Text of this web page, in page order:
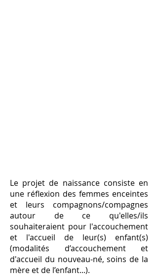
Le projet de naissance consiste en
une réflexion des femmes enceintes
et leurs compagnons/compagnes
autour de ce qu'elles/ils
souhaiteraient pour l'accouchement
et l'accueil de leur(s) enfant(s)
(modalités d’accouchement et
d'accueil du nouveau-né, soins de la
mère et de l’enfant...).